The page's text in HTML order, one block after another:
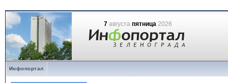
7августа пятница2026
Инфопортал